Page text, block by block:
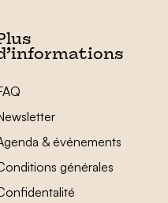
& événements
générales